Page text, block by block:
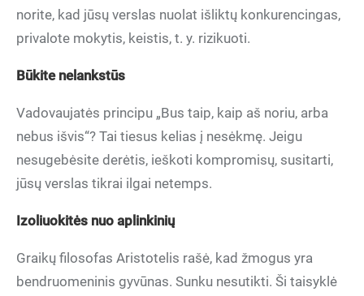
norite, kad jūsų verslas nuolat išliktų konkurencingas,
privalote mokytis, keistis, t. y. rizikuoti.
Būkite nelankstūs
Vadovaujatės principu „Bus taip, kaip aš noriu, arba
nebus išvis“? Tai tiesus kelias į nesėkmę. Jeigu
nesugebėsite derėtis, ieškoti kompromisų, susitarti,
jūsų verslas tikrai ilgai netemps.
Izoliuokitės nuo aplinkinių
Graikų filosofas Aristotelis rašė, kad žmogus yra
bendruomeninis gyvūnas. Sunku nesutikti. Ši taisyklė